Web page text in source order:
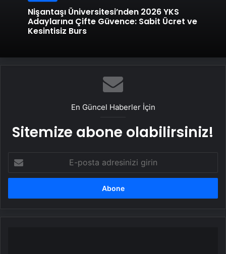
Nişantaşı Üniversitesi’nden 2026 YKS
Adaylarına Çifte Güvence: Sabit Ücret ve
Kesintisiz Burs
En Güncel Haberler İçin
Sitemize abone olabilirsiniz!
posta
adresinizi